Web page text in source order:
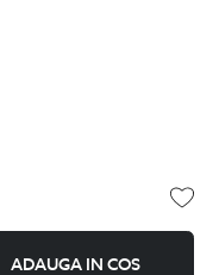
ADAUGA IN COS